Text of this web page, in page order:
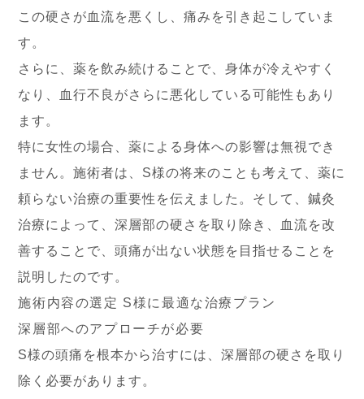
この硬さが血流を悪くし、痛みを引き起こしていま
す。
さらに、薬を飲み続けることで、身体が冷えやすく
なり、血行不良がさらに悪化している可能性もあり
ます。
特に女性の場合、薬による身体への影響は無視でき
ません。施術者は、S様の将来のことも考えて、薬に
頼らない治療の重要性を伝えました。そして、鍼灸
治療によって、深層部の硬さを取り除き、血流を改
善することで、頭痛が出ない状態を目指せることを
説明したのです。
施術内容の選定 S様に最適な治療プラン
深層部へのアプローチが必要
S様の頭痛を根本から治すには、深層部の硬さを取り
除く必要があります。